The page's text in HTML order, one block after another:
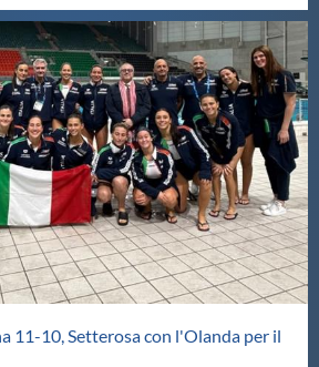
11-10, Setterosa con l'Olanda per il